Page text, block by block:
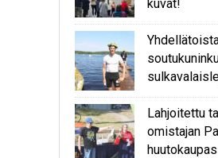
kuvat!
Lahjoitettu
omistajan